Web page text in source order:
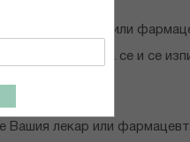
Вашия лекар или
разбърква се и се
Вашия лекар или фармацевт.